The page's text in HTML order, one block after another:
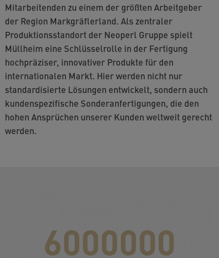
Mitarbeitenden zu einem der größten Arbeitgeber
der Region Markgräflerland. Als zentraler
Produktionsstandort der Neoperl Gruppe spielt
Müllheim eine Schlüsselrolle in der Fertigung
hochpräziser, innovativer Produkte für den
internationalen Markt. Hier werden nicht nur
standardisierte Lösungen entwickelt, sondern auch
kundenspezifische Sonderanfertigungen, die den
hohen Ansprüchen unserer Kunden weltweit gerecht
werden.